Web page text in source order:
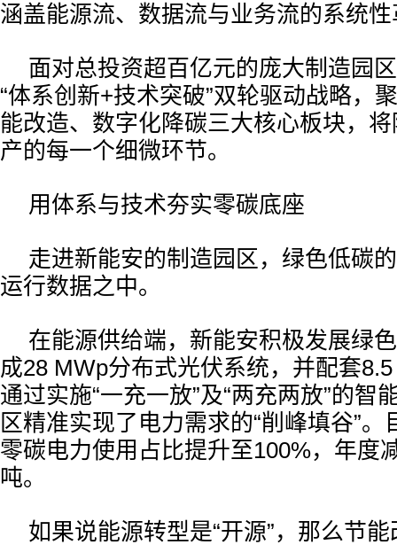
涵盖能源流、数据流与业务流的系统
面对总投资超百亿元的庞大制造园
“体系创新+技术突破”双轮驱动战略，
能改造、数字化降碳三大核心板块，
产的每一个细微环节。
用体系与技术夯实零碳底座
走进新能安的制造园区，绿色低碳
运行数据之中。
在能源供给端，新能安积极发展绿
成28 MWp分布式光伏系统，并配套
通过实施“一充一放”及“两充两放”的智
区精准实现了电力需求的“削峰填谷”
零碳电力使用占比提升至100%，年度
吨。
如果说能源转型是“开源”，那么节